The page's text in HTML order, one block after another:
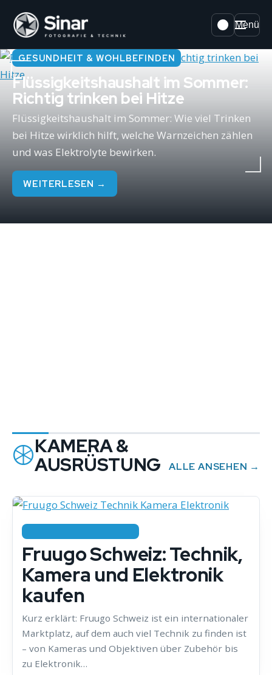
Menü
GESUNDHEIT & WOHLBEFINDEN
Flüssigkeitshaushalt im Sommer:
Richtig trinken bei Hitze
Flüssigkeitshaushalt im Sommer: Wie viel Trinken
bei Hitze wirklich hilft, welche Warnzeichen zählen
und was Elektrolyte bewirken.
WEITERLESEN →
KAMERA &
AUSRÜSTUNG ALLE ANSEHEN →
Fruugo Schweiz: Technik,
Kamera und Elektronik
kaufen
Kurz erklärt: Fruugo Schweiz ist ein internationaler
Marktplatz, auf dem auch viel Technik zu finden ist
– von Kameras und Objektiven über Zubehör bis
zu Elektronik…